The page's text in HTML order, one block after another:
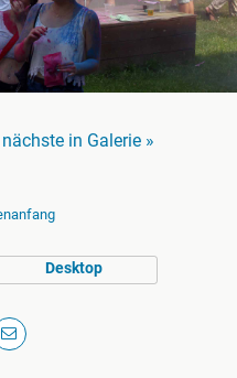
nächste in Galerie »
Desktop